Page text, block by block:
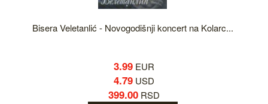
Bisera Veletanlić - Novogodišnji koncert na Kolarc...
3.99 EUR
4.79 USD
399.00 RSD